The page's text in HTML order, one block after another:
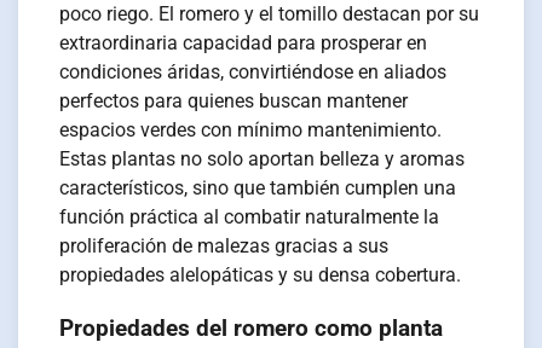
poco riego. El romero y el tomillo destacan por su
extraordinaria capacidad para prosperar en
condiciones áridas, convirtiéndose en aliados
perfectos para quienes buscan mantener
espacios verdes con mínimo mantenimiento.
Estas plantas no solo aportan belleza y aromas
característicos, sino que también cumplen una
función práctica al combatir naturalmente la
proliferación de malezas gracias a sus
propiedades alelopáticas y su densa cobertura.
Propiedades del romero como planta